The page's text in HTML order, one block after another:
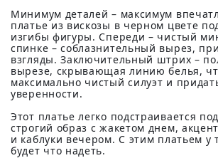
Минимум деталей – максимум
платье из вискозы в черном цвете
изгибы фигуры. Спереди – чистый
спинке – соблазнительный вырез,
взгляды. Заключительный штрих –
вырезе, скрывающая линию белья,
максимально чистый силуэт и
уверенности.
Этот платье легко подстраивается
строгий образ с жакетом днем,
и каблуки вечером. С этим платьем у
будет что надеть.